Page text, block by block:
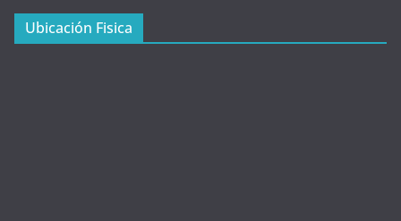
Ubicación Fisica